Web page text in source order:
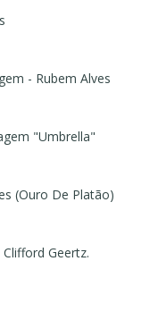
- Rubem Alves
"Umbrella"
(Ouro De Platão)
Geertz.